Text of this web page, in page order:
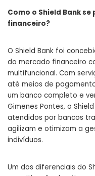
Como o Shield Bank
financeiro?
O Shield Bank foi
do mercado financeiro
multifuncional. Com
até meios de
um banco completo e
Gimenes Pontes, o
atendidos por bancos
agilizam e otimizam a
indivíduos.
Um dos diferenciais do